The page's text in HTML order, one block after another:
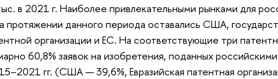
в 2021 г. Наиболее привлекательными рынками для
протяжении данного периода оставались США,
организации и ЕС. На соответствующие три
60,8% заявок на изобретения, поданных
гг. (США — 39,6%, Евразийская патентная